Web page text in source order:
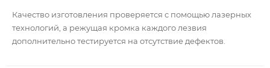
Качество изготовления проверяется с помощью лазерных
технологий, а режущая кромка каждого лезвия
дополнительно тестируется на отсутствие дефектов.